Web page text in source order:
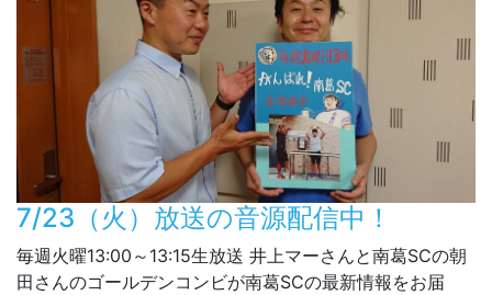
7/23（火）放送の音源配信中！
毎週火曜13:00～13:15生放送 井上マーさんと南葛SCの朝
田さんのゴールデンコンビが南葛SCの最新情報をお届